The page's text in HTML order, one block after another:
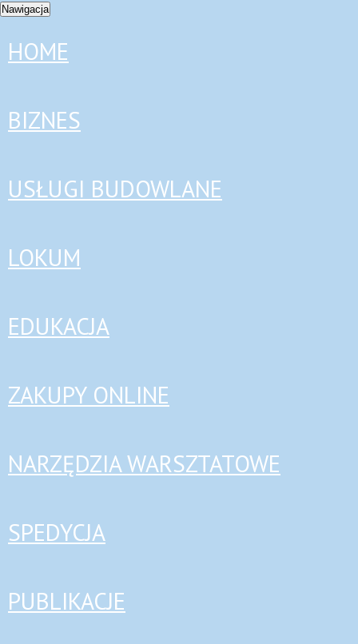
Nawigacja
HOME
BIZNES
USŁUGI BUDOWLANE
LOKUM
EDUKACJA
ZAKUPY ONLINE
NARZĘDZIA WARSZTATOWE
SPEDYCJA
PUBLIKACJE